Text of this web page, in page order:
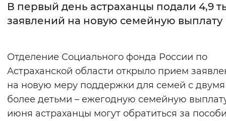
Без засечек С засечками
Нормальный Увеличенный
Цвет сайта
Монохромный Инверсивный
В первый день астраханцы подали 4,9
заявлений на новую семейную выплату
Отделение Социального фонда России по
Астраханской области открыло прием
на новую меру поддержки для семей с
более детьми – ежегодную семейную
июня астраханцы могут обратиться за